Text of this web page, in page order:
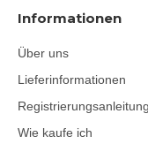
Informationen
Über uns
Lieferinformationen
Registrierungsanleitung
Wie kaufe ich